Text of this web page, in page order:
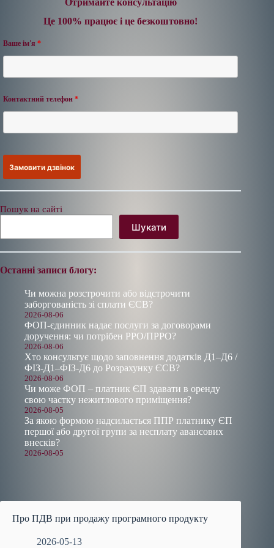
Про ПДВ при продажу програмного продукту
2026-05-13
Це 100% працює і це безкоштовно!
Ваше ім'я *
Контактний телефон *
Пошук на сайті
Шукати
Останні записи блогу:
Чи можна розстрочити або відстрочити
заборгованість зі сплати ЄСВ?
2026-08-06
ФОП-єдинник надає послуги за договорами
доручення: чи потрібен РРО/ПРРО?
2026-08-06
Хто консультує щодо заповнення додатків Д1–Д6 /
ФІЗ-Д1–ФІЗ-Д6 до Розрахунку ЄСВ?
2026-08-06
Чи може ФОП – платник ЄП здавати в оренду
свою частку нежитлового приміщення?
2026-08-05
За якою формою надсилається ППР платнику ЄП
першої або другої групи за несплату авансових
внесків?
2026-08-05